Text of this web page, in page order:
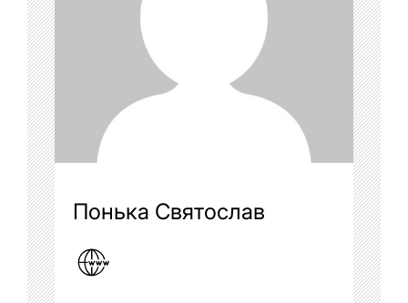
Понька Святослав